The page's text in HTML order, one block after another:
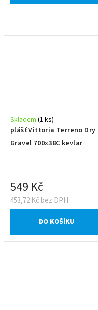
plášť Vittoria Terreno Dry
Gravel 700x38C kevlar
Skladem (1 ks)
453,72 Kč bez DPH
549 Kč
DO KOŠÍKU